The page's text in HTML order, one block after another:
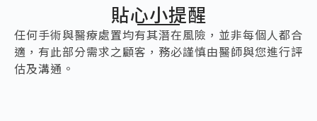
貼心小提醒
任何手術與醫療處置均有其潛在風險，並非每個人都合
適，有此部分需求之顧客，務必謹慎由醫師與您進行評
估及溝通。